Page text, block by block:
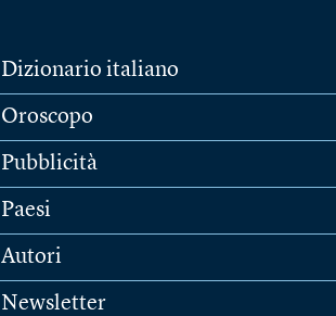
Dizionario italiano
Oroscopo
Pubblicità
Paesi
Autori
Newsletter